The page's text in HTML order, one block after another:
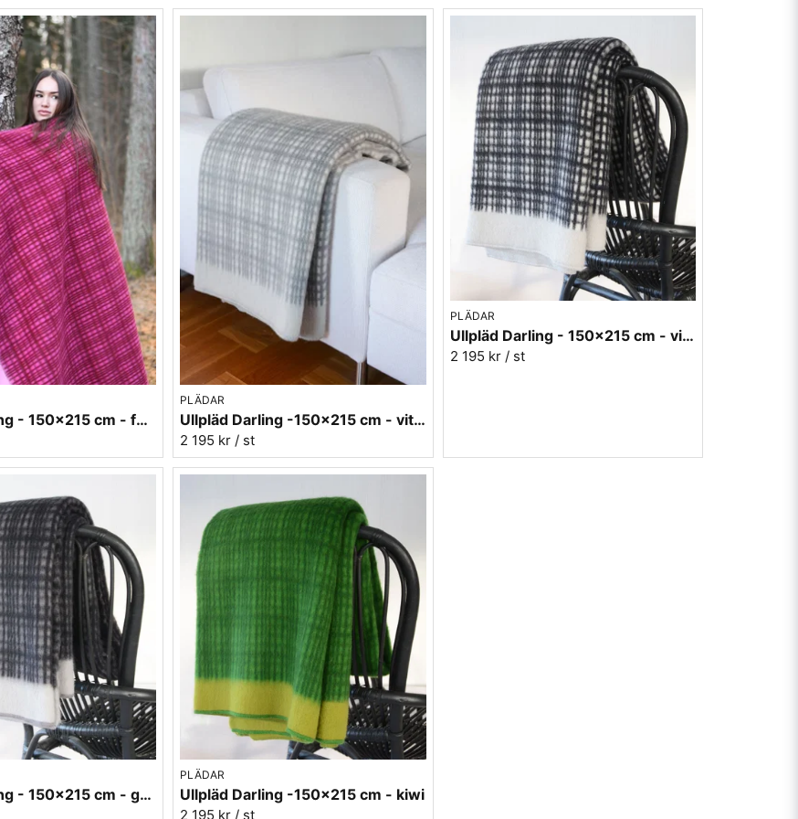
Ullpläd Darling - 150x215 cm - fuchsia
PLÄDAR
Ullpläd Darling -150x215 cm - vit/grå
2 195 kr / st
PLÄDAR
Ullpläd Darling - 150x215 cm - vit/svart
2 195 kr / st
Ullpläd Darling - 150x215 cm - grå/svart
PLÄDAR
Ullpläd Darling -150x215 cm - kiwi
2 195 kr / st